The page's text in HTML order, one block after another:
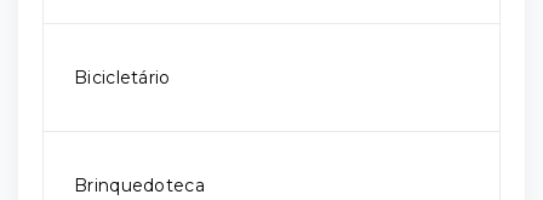
Bicicletário
Brinquedoteca